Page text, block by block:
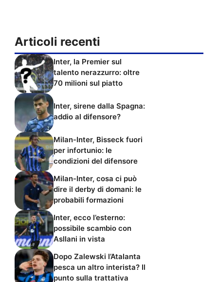
Articoli recenti
Inter, la Premier sul
talento nerazzurro: oltre
70 milioni sul piatto
Inter, sirene dalla Spagna:
addio al difensore?
Milan-Inter, Bisseck fuori
per infortunio: le
condizioni del difensore
Milan-Inter, cosa ci può
dire il derby di domani: le
probabili formazioni
Inter, ecco l’esterno:
possibile scambio con
Asllani in vista
Dopo Zalewski l’Atalanta
pesca un altro interista? Il
punto sulla trattativa